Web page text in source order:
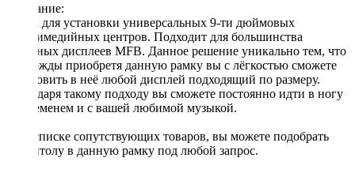
Описание:
Рамка для установки универсальных 9-ти дюймовых
мультимедийных центров. Подходит для большинства
овальных дисплеев MFB. Данное решение уникально тем, что
единожды приобретя данную рамку вы с лёгкостью сможете
установить в неё любой дисплей подходящий по размеру.
Благодаря такому подходу вы сможете постоянно идти в ногу
со временем и с вашей любимой музыкой.
[!] В списке сопутствующих товаров, вы можете подобрать
магнитолу в данную рамку под любой запрос.